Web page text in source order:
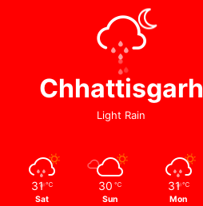
Chhattisgarh
Light Rain
31 ℃
Sat
30 ℃
Sun
31 ℃
Mon